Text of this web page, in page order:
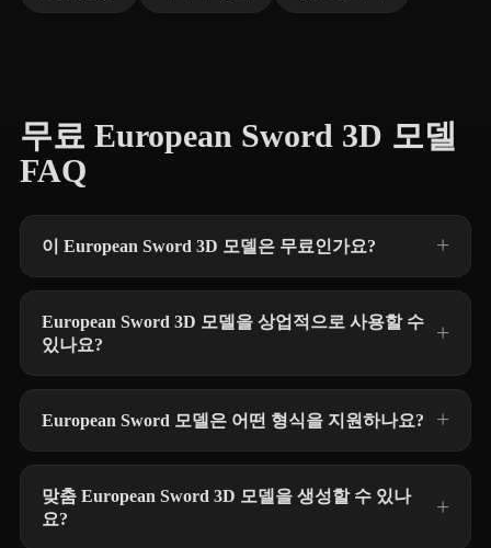
무료 European Sword 3D 모델
FAQ
이 European Sword 3D 모델은 무료인가요?
European Sword 3D 모델을 상업적으로 사용할 수
있나요?
European Sword 모델은 어떤 형식을 지원하나요?
맞춤 European Sword 3D 모델을 생성할 수 있나
요?